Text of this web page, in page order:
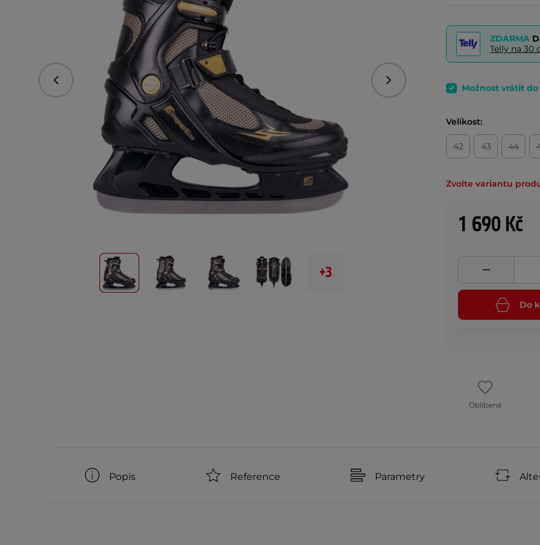
Předchozí Následující
+3
ZDARMA
Telly na 30
Možnost vrátit
Velikost:
42 43 44
Zvolte variantu
1 690 Kč
Do
Oblíbené
Popis Reference Parametry